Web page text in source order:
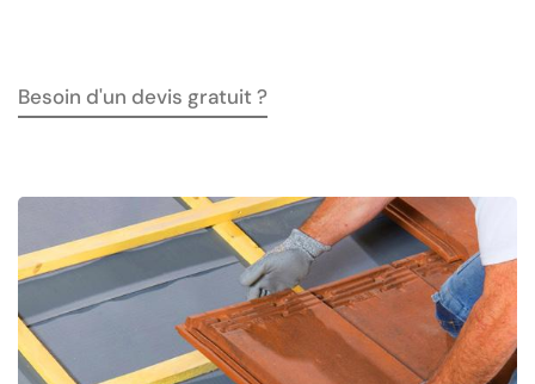
Besoin d'un devis gratuit ?